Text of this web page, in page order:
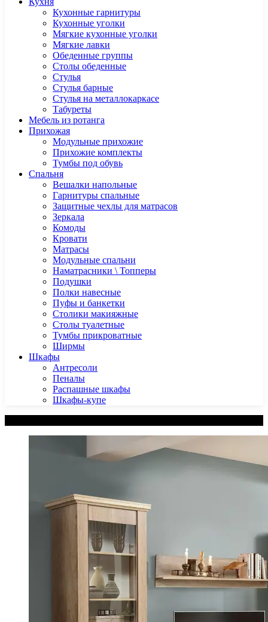
Кухонные гарнитуры
Кухонные уголки
Мягкие кухонные уголки
Мягкие лавки
Обеденные группы
Столы обеденные
Стулья
Стулья барные
Стулья на металлокаркасе
Табуреты
Мебель из ротанга
Прихожая
Модульные прихожие
Прихожие комплекты
Тумбы под обувь
Спальня
Вешалки напольные
Гарнитуры спальные
Защитные чехлы для матрасов
Зеркала
Комоды
Кровати
Матрасы
Модульные спальни
Наматрасники \ Топперы
Подушки
Полки навесные
Пуфы и банкетки
Столики макияжные
Столы туалетные
Тумбы прикроватные
Ширмы
Шкафы
Антресоли
Пеналы
Распашные шкафы
Шкафы-купе